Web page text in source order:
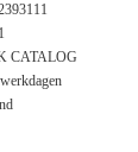
CATALOG